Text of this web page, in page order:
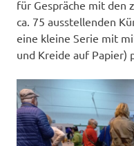
für Gespräche mit den
ca. 75 ausstellenden
eine kleine Serie mit
und Kreide auf Papier)